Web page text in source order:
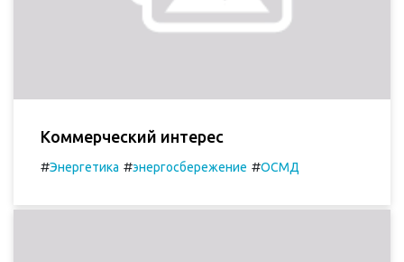
Коммерческий интерес
#Энергетика #энергосбережение #ОСМД